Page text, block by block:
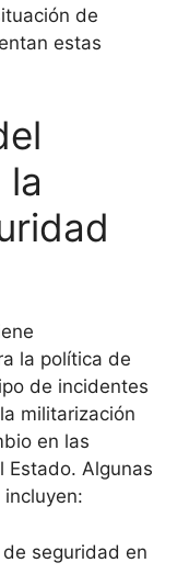
de
estas
la política de
de incidentes
militarización
en las
Estado. Algunas
seguridad en